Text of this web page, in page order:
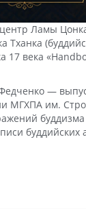
Ламы
Тханка
17 века
—
МГХПА им.
буддийских